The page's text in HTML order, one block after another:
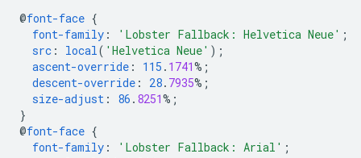
@font-face {
font-family : 'Lobster Fallback: Helvetica Neue' ;
src : local( 'Helvetica Neue' );
ascent-override : 115 . 1741%;
descent-override : 28. 7935%;
size-adjust : 86 . 8251%;
}
@font-face {
font-family : 'Lobster Fallback: Arial' ;